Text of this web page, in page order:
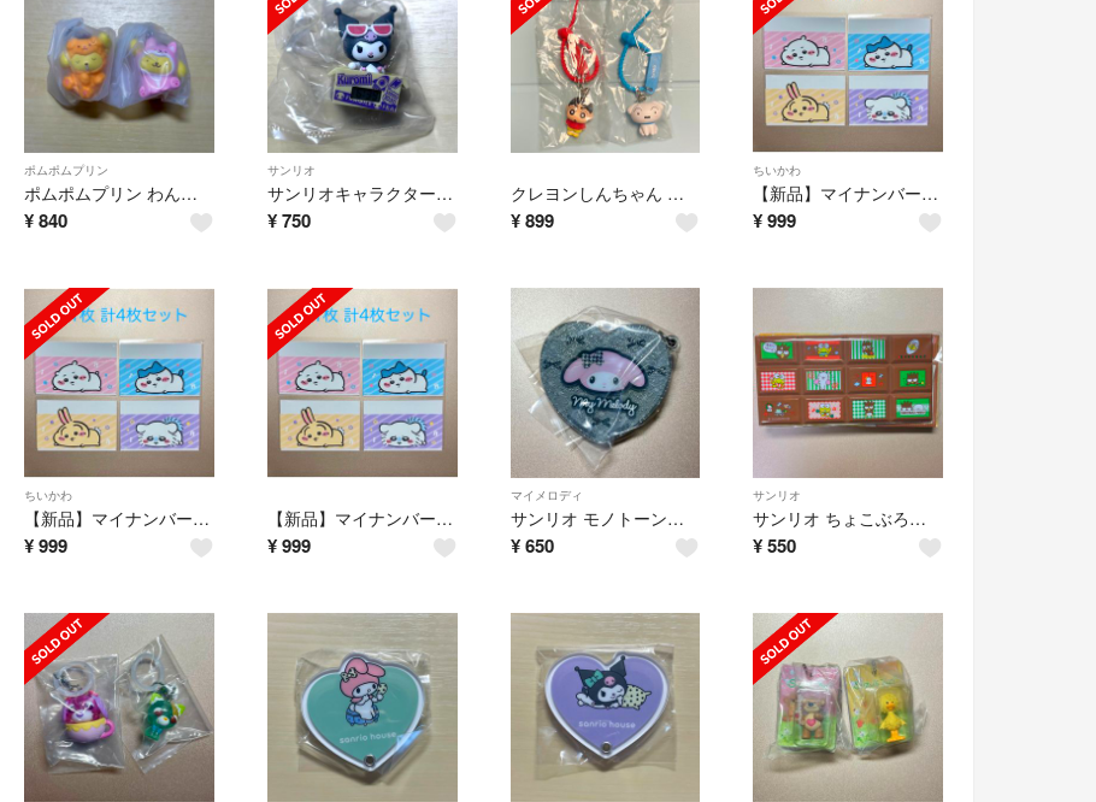
ポムポムプリン
ポムポムプリン わんわんパラダイスマスコット スヤスヤ ナニナニ ガチャガチャ
¥840
サンリオ
サンリオキャラクターズ ダンボールウォッチ3 クロミ ガチャガチャ カプセルトイ
¥750
クレヨンしんちゃん カラフルマルチチャーム ガチャガチャ
¥ 899
ちいかわ
【新品】マイナンバーカードケース ちいかわ ハチワレ うさぎ モモンガ
¥999
ちいかわ
【新品】マイナンバーカードケース ちいかわ ハチワレ うさぎ モモンガ
¥999
【新品】マイナンバーカードケース ちいかわ ハチワレ うさぎ モモンガ
¥999
マイメロディ
サンリオ モノトーンスライドミラーコレクション マイメロディ ガチャガチャ
¥ 650
サンリオ
サンリオ ちょこぶろっくしーる バッドばつ丸 けろけろけろっぴ
¥550